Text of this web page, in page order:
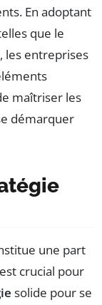
En adoptant
que le
les entreprises
maîtriser les
démarquer
une part
crucial pour
solide pour se